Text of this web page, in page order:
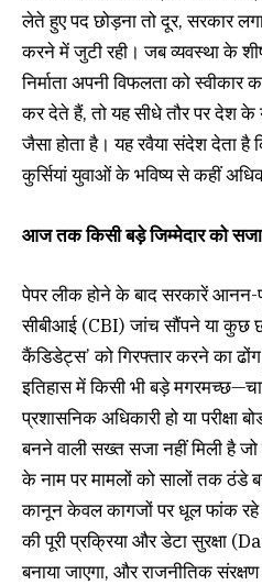
लेते हुए पद छोड़ना तो दूर, सरकार
करने में जुटी रही। जब व्यवस्था के
निर्माता अपनी विफलता को
कर देते हैं, तो यह सीधे तौर पर देश
जैसा होता है। यह रवैया संदेश देता
कुर्सियां युवाओं के भविष्य से कहीं
आज तक किसी बड़े जिम्मेदार को
पेपर लीक होने के बाद सरकारें
सीबीआई (CBI) जांच सौंपने या कुछ
कैंडिडेट्स’ को गिरफ्तार करने का
इतिहास में किसी भी बड़े
प्रशासनिक अधिकारी हो या परीक्षा
बनने वाली सख्त सजा नहीं मिली है
के नाम पर मामलों को सालों तक ठंडे
कानून केवल कागजों पर धूल फांक रहे
की पूरी प्रक्रिया और डेटा सुरक्षा
बनाया जाएगा, और राजनीतिक